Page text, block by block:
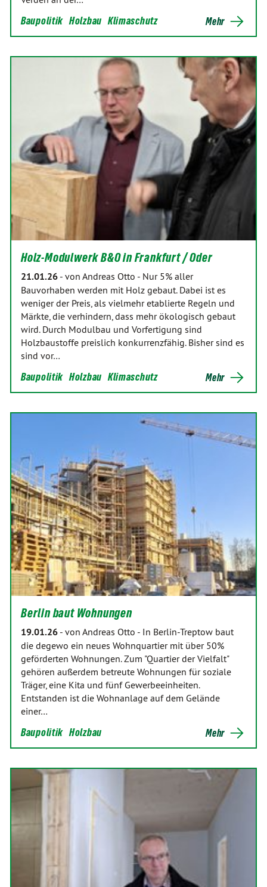
Baupolitik Holzbau Klimaschutz Mehr
Holz-Modulwerk B&O in Frankfurt / Oder
21.01.26 - von Andreas Otto - Nur 5% aller
Bauvorhaben werden mit Holz gebaut. Dabei ist es
weniger der Preis, als vielmehr etablierte Regeln und
Märkte, die verhindern, dass mehr ökologisch gebaut
wird. Durch Modulbau und Vorfertigung sind
Holzbaustoffe preislich konkurrenzfähig. Bisher sind es
sind vor…
Baupolitik Holzbau Klimaschutz Mehr
Berlin baut Wohnungen
19.01.26 - von Andreas Otto - In Berlin-Treptow baut
die degewo ein neues Wohnquartier mit über 50%
geförderten Wohnungen. Zum "Quartier der Vielfalt"
gehören außerdem betreute Wohnungen für soziale
Träger, eine Kita und fünf Gewerbeeinheiten.
Entstanden ist die Wohnanlage auf dem Gelände
einer…
Baupolitik Holzbau Mehr